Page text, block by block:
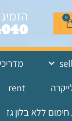
0
sell
rent
ללא בלון גז